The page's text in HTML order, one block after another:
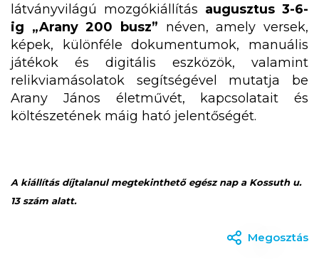
látványvilágú mozgókiállítás augusztus 3-6-
ig „Arany 200 busz” néven, amely versek,
képek, különféle dokumentumok, manuális
játékok és digitális eszközök, valamint
relikviamásolatok segítségével mutatja be
Arany János életművét, kapcsolatait és
költészetének máig ható jelentőségét.
A kiállítás díjtalanul megtekinthető egész nap a Kossuth u.
13 szám alatt.
Megosztás